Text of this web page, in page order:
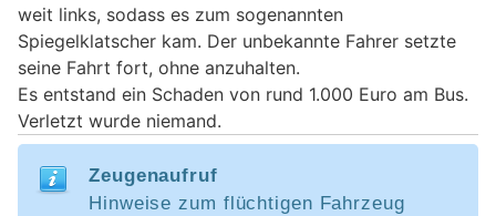
weit links, sodass es zum sogenannten
Spiegelklatscher kam. Der unbekannte Fahrer setzte
seine Fahrt fort, ohne anzuhalten.
Es entstand ein Schaden von rund 1.000 Euro am Bus.
Verletzt wurde niemand.
Zeugenaufruf
Hinweise zum flüchtigen Fahrzeug